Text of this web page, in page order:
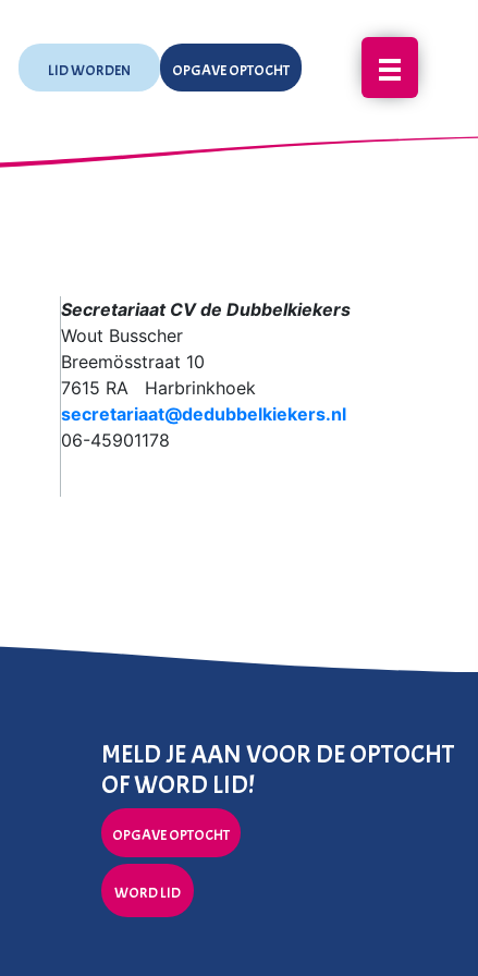
LID WORDEN OPGAVE OPTOCHT
Secretariaat CV de Dubbelkiekers
Wout Busscher
Breemösstraat 10
7615 RA Harbrinkhoek
secretariaat@dedubbelkiekers.nl
06-45901178
MELD JE AAN VOOR DE OPTOCHT
OF WORD LID!
OPGAVE OPTOCHT
WORD LID